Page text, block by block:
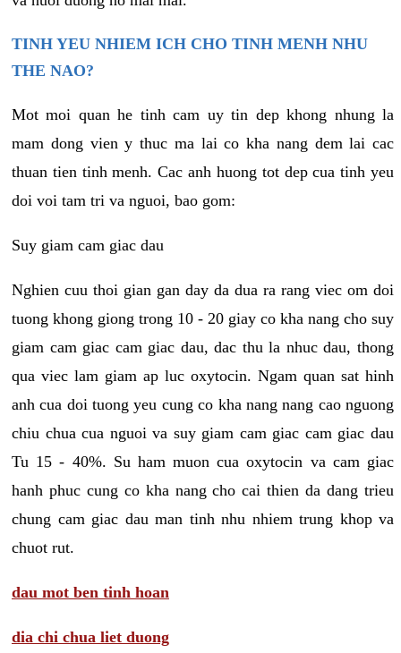
TINH YEU NHIEM ICH CHO TINH MENH NHU
THE NAO?
Mot moi quan he tinh cam uy tin dep khong nhung la
mam dong vien y thuc ma lai co kha nang dem lai cac
thuan tien tinh menh. Cac anh huong tot dep cua tinh yeu
doi voi tam tri va nguoi, bao gom:
Suy giam cam giac dau
Nghien cuu thoi gian gan day da dua ra rang viec om doi
tuong khong giong trong 10 - 20 giay co kha nang cho suy
giam cam giac cam giac dau, dac thu la nhuc dau, thong
qua viec lam giam ap luc oxytocin. Ngam quan sat hinh
anh cua doi tuong yeu cung co kha nang nang cao nguong
chiu chua cua nguoi va suy giam cam giac cam giac dau
Tu 15 - 40%. Su ham muon cua oxytocin va cam giac
hanh phuc cung co kha nang cho cai thien da dang trieu
chung cam giac dau man tinh nhu nhiem trung khop va
chuot rut.
dau mot ben tinh hoan
dia chi chua liet duong